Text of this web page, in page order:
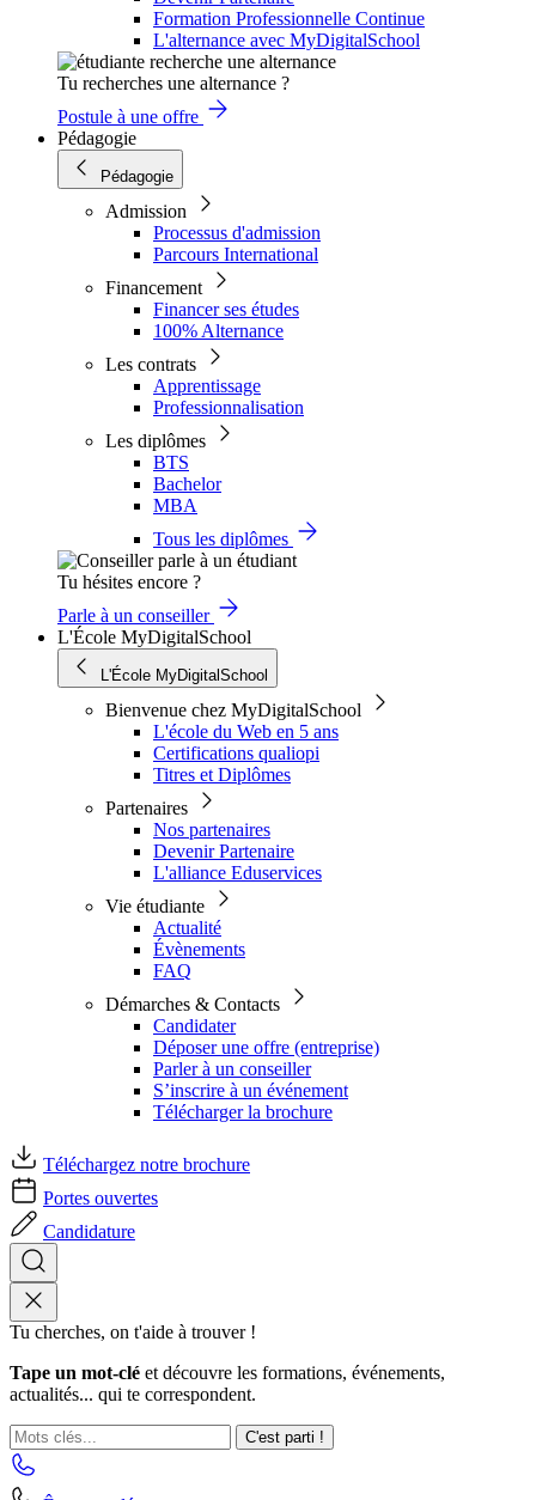
Formation Professionnelle Continue
L'alternance avec MyDigitalSchool
Tu recherches une alternance ?
Postule à une offre
Pédagogie
Pédagogie
Admission
Processus d'admission
Parcours International
Financement
Financer ses études
100% Alternance
Les contrats
Apprentissage
Professionnalisation
Les diplômes
BTS
Bachelor
MBA
Tous les diplômes
Tu hésites encore ?
Parle à un conseiller
L'École MyDigitalSchool
L'École MyDigitalSchool
Bienvenue chez MyDigitalSchool
L'école du Web en 5 ans
Certifications qualiopi
Titres et Diplômes
Partenaires
Nos partenaires
Devenir Partenaire
L'alliance Eduservices
Vie étudiante
Actualité
Évènements
FAQ
Démarches & Contacts
Candidater
Déposer une offre (entreprise)
Parler à un conseiller
S’inscrire à un événement
Télécharger la brochure
Téléchargez notre brochure
Portes ouvertes
Candidature
Tu cherches, on t'aide à trouver !
Tape un mot-clé et découvre les formations, événements,
actualités... qui te correspondent.
C'est parti !